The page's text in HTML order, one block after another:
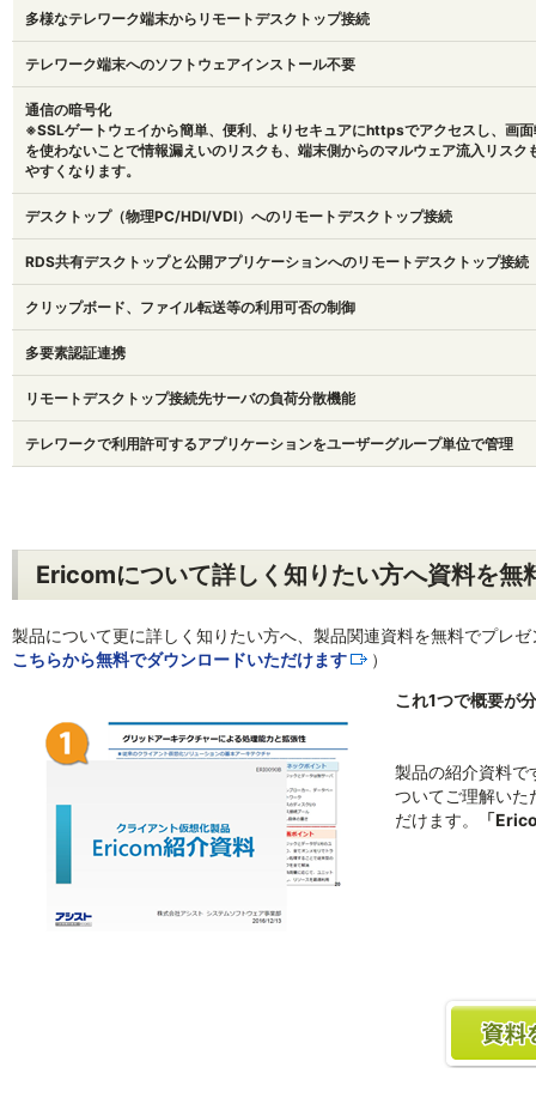
多様なテレワーク端末からリモートデスクトップ接続
テレワーク端末へのソフトウェアインストール不要
通信の暗号化
※SSLゲートウェイから簡単、便利、よりセキュアにhttpsでアクセスし、画
を使わないことで情報漏えいのリスクも、端末側からのマルウェア流入リスク
やすくなります。
デスクトップ（物理PC/HDI/VDI）へのリモートデスクトップ接続
RDS共有デスクトップと公開アプリケーションへのリモートデスクトップ接続
クリップボード、ファイル転送等の利用可否の制御
多要素認証連携
リモートデスクトップ接続先サーバの負荷分散機能
テレワークで利用許可するアプリケーションをユーザーグループ単位で管理
Ericomについて詳しく知りたい方へ資料を無
製品について更に詳しく知りたい方へ、製品関連資料を無料でプレ
こちらから無料でダウンロードいただけます
）
これ1つで概要が
製品の紹介資料で
ついてご理解いた
だけます。
「